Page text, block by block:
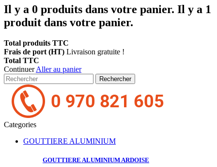
Il y a 0 produits dans votre panier. Il y a 1
produit dans votre panier.
Total produits TTC
Frais de port (HT) Livraison gratuite !
Total TTC
ContinuerAller au panier
Rechercher
Categories
GOUTTIERE ALUMINIUM
GOUTTIERE ALUMINIUM ARDOISE